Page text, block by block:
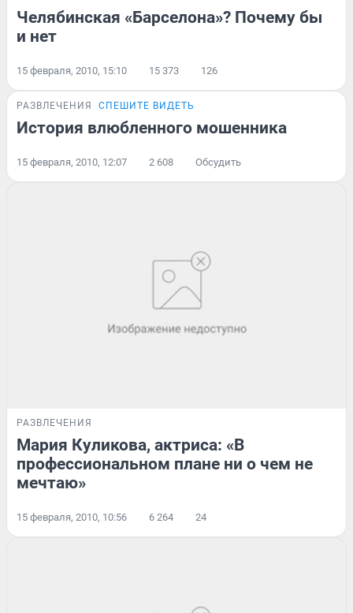
Челябинская «Барселона»? Почему бы
и нет
15 февраля, 2010, 15:10 15 373 126
РАЗВЛЕЧЕНИЯ СПЕШИТЕ ВИДЕТЬ
История влюбленного мошенника
15 февраля, 2010, 12:07 2 608 Обсудить
РАЗВЛЕЧЕНИЯ
Мария Куликова, актриса: «В
профессиональном плане ни о чем не
мечтаю»
15 февраля, 2010, 10:56 6 264 24